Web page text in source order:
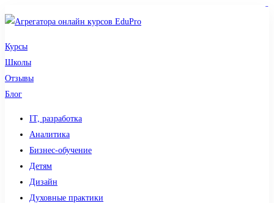
Курсы
Школы
Отзывы
Блог
IT, разработка
Аналитика
Бизнес-обучение
Детям
Дизайн
Духовные практики